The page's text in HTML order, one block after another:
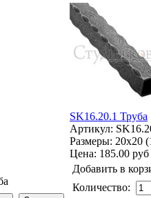
SK16.20.1 Труба
Артикул:
Размеры: 20x20
Цена: 185.00
Добавить в
Количество: